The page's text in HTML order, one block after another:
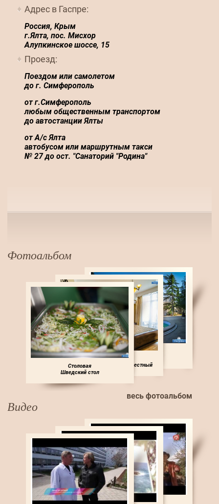
Адрес в Гаспре:
Россия, Крым
г.Ялта, пос. Мисхор
Алупкинское шоссе, 15
Проезд:
Поездом или самолетом
до г. Симферополь
от г.Симферополь
любым общественным транспортом
до автостанции Ялты
от А/с Ялта
автобусом или маршрутным такси
№ 27 до ост. "Санаторий "Родина"
Фотоальбом
Территория
1 корпус
Номера санатория
3 корпус. 2-комнатный 2-местный
Столовая
Шведский стол
весь фотоальбом
Видео
Видеоролик